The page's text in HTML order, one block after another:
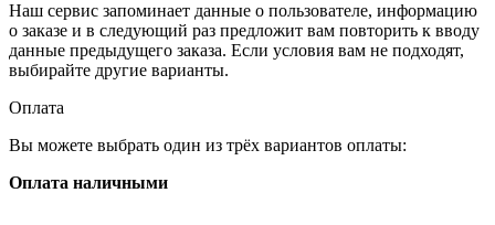
Наш сервис запоминает данные о пользователе, информацию
о заказе и в следующий раз предложит вам повторить к вводу
данные предыдущего заказа. Если условия вам не подходят,
выбирайте другие варианты.
Оплата
Вы можете выбрать один из трёх вариантов оплаты:
Оплата наличными